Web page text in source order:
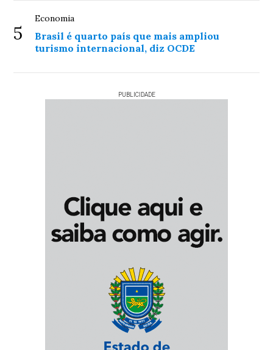
5
Economia
Brasil é quarto país que mais ampliou
turismo internacional, diz OCDE
PUBLICIDADE